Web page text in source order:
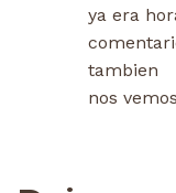
ya era
tambien
nos